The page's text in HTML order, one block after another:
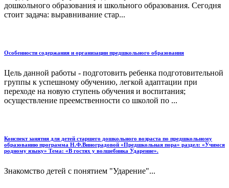
дошкольного образования и школьного образования. Сегодня
стоит задача: выравнивание стар...
Особенности содержания и организации предшкольного образования
Цель данной работы - подготовить ребенка подготовительной
группы к успешному обучению, легкой адаптации при
переходе на новую ступень обучения и воспитания;
осуществление преемственности со школой по ...
Конспект занятия для детей старшего дошкольного возраста по предшкольному
образованию программа Н.Ф.Виноградовой «Предшкольная пора» раздел: «Учимся
родному языку» Тема: «В гостях у волшебника Ударение».
Знакомство детей с понятием "Ударение"...